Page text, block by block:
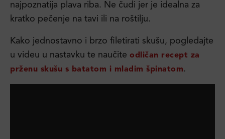
najpoznatija plava riba. Ne čudi jer je idealna za
kratko pečenje na tavi ili na roštilju.
Kako jednostavno i brzo filetirati skušu, pogledajte
u videu u nastavku te naučite odličan recept za
prženu skušu s batatom i mladim špinatom.